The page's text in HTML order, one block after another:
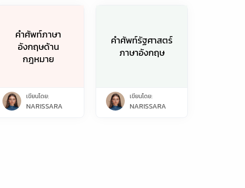
คำศัพท์ภาษา
อังกฤษด้าน
กฎหมาย
เขียนโดย:
NARISSARA
คำศัพท์รัฐศาสตร์
ภาษาอังกฤษ
เขียนโดย:
NARISSARA